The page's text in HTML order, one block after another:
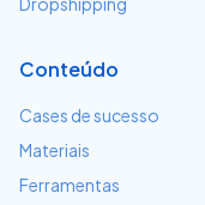
Conteúdo
Cases de sucesso
Materiais
Ferramentas